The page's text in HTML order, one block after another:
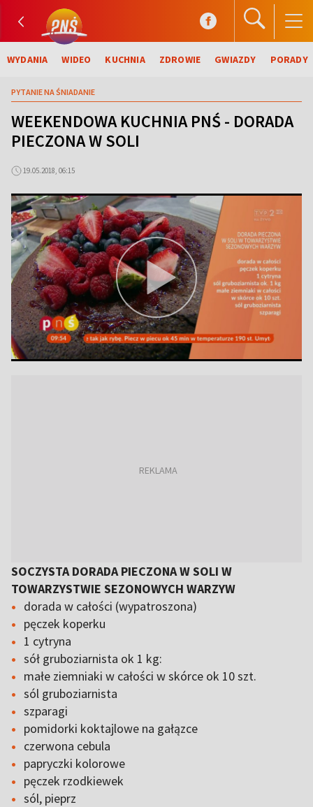
WYDANIA WIDEO KUCHNIA ZDROWIE GWIAZDY PORADY
PYTANIE NA ŚNIADANIE
WEEKENDOWA KUCHNIA PNŚ - DORADA
PIECZONA W SOLI
19.05.2018, 06:15
SOCZYSTA DORADA PIECZONA W SOLI W
TOWARZYSTWIE SEZONOWYCH WARZYW
dorada w całości (wypatroszona)
pęczek koperku
1 cytryna
sół gruboziarnista ok 1 kg:
małe ziemniaki w całości w skórce ok 10 szt.
sól gruboziarnista
szparagi
pomidorki koktajlowe na gałązce
czerwona cebula
papryczki kolorowe
pęczek rzodkiewek
sól, pieprz